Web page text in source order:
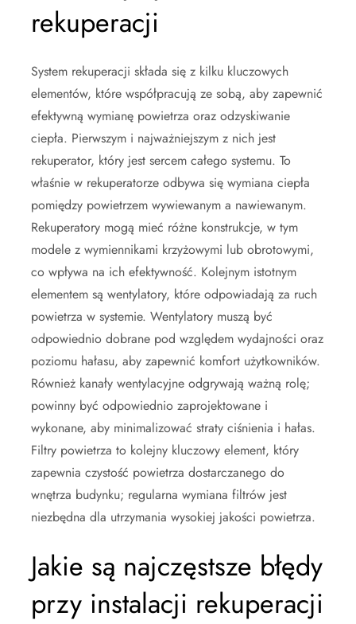
rekuperacji
System rekuperacji składa się z kilku kluczowych
elementów, które współpracują ze sobą, aby zapewnić
efektywną wymianę powietrza oraz odzyskiwanie
ciepła. Pierwszym i najważniejszym z nich jest
rekuperator, który jest sercem całego systemu. To
właśnie w rekuperatorze odbywa się wymiana ciepła
pomiędzy powietrzem wywiewanym a nawiewanym.
Rekuperatory mogą mieć różne konstrukcje, w tym
modele z wymiennikami krzyżowymi lub obrotowymi,
co wpływa na ich efektywność. Kolejnym istotnym
elementem są wentylatory, które odpowiadają za ruch
powietrza w systemie. Wentylatory muszą być
odpowiednio dobrane pod względem wydajności oraz
poziomu hałasu, aby zapewnić komfort użytkowników.
Również kanały wentylacyjne odgrywają ważną rolę;
powinny być odpowiednio zaprojektowane i
wykonane, aby minimalizować straty ciśnienia i hałas.
Filtry powietrza to kolejny kluczowy element, który
zapewnia czystość powietrza dostarczanego do
wnętrza budynku; regularna wymiana filtrów jest
niezbędna dla utrzymania wysokiej jakości powietrza.
Jakie są najczęstsze błędy
przy instalacji rekuperacji